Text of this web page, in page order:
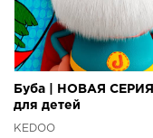
Буба | НОВАЯ СЕРИЯ
для детей
KEDOO